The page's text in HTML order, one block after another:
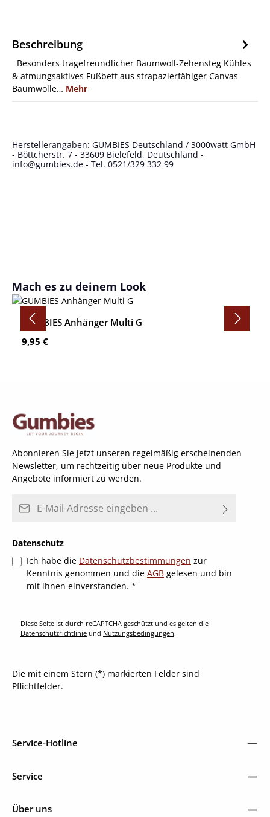
Beschreibung
Besonders tragefreundlicher Baumwoll-Zehensteg Kühles
& atmungsaktives Fußbett aus strapazierfähiger Canvas-
Baumwolle… Mehr
Herstellerangaben: GUMBIES Deutschland / 3000watt GmbH
- Böttcherstr. 7 - 33609 Bielefeld, Deutschland -
info@gumbies.de - Tel. 0521/329 332 99
Produktgalerie überspringen
Mach es zu deinem Look
GUMBIES Anhänger Multi G
Regulärer Preis:
9,95 €
Abonnieren Sie jetzt unseren regelmäßig erscheinenden
Newsletter, um rechtzeitig über neue Produkte und
Angebote informiert zu werden.
Datenschutz
Ich habe die Datenschutzbestimmungen zur
Kenntnis genommen und die AGB gelesen und bin
mit ihnen einverstanden. *
Diese Seite ist durch reCAPTCHA geschützt und es gelten die
Datenschutzrichtlinie und Nutzungsbedingungen.
Die mit einem Stern (*) markierten Felder sind
Pflichtfelder.
Service-Hotline
Service
Über uns